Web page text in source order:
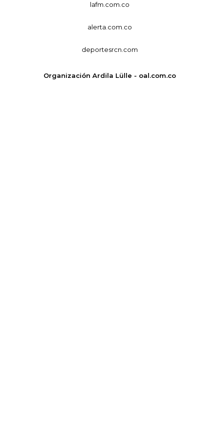
lafm.com.co
alerta.com.co
deportesrcn.com
Organización Ardila Lülle - oal.com.co